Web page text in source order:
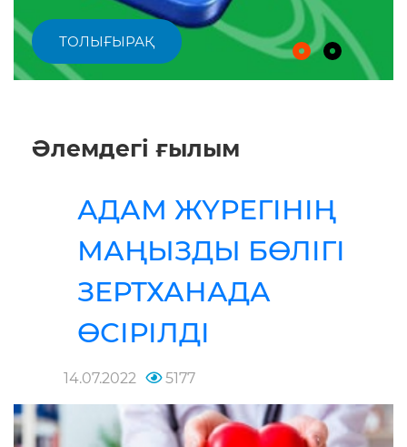
ТОЛЫҒЫРАҚ
Әлемдегі ғылым
АДАМ ЖҮРЕГІНІҢ
МАҢЫЗДЫ БӨЛІГІ
ЗЕРТХАНАДА
ӨСІРІЛДІ
14.07.2022 5177